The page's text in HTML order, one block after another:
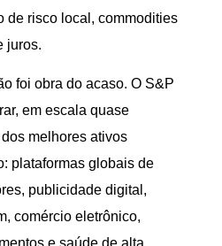
de risco local, commodities
juros.
foi obra do acaso. O S&P
em escala quase
melhores ativos
plataformas globais de
publicidade digital,
comércio eletrônico,
e saúde de alta